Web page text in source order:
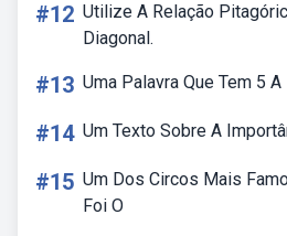
#12 Utilize A Relação
Diagonal.
#13 Uma Palavra Que Tem 5 A
#14 Um Texto Sobre A
#15 Um Dos Circos Mais
Foi O